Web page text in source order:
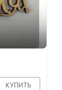
КУПИТЬ